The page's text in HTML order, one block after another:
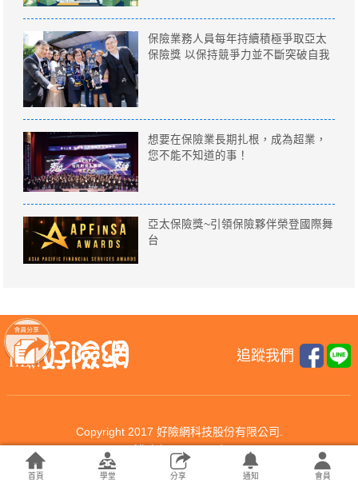
保險業務人員每年持續積極爭取亞太
保險獎 以保持競爭力並不斷突破自我
想要在保險業長期扎根，成為超業，
您不能不知道的事！
亞太保險獎~引領保險夥伴榮登國際舞
台
追蹤我們
Copyright 2017 好險網科技股份有限公司.
All rights reserved.